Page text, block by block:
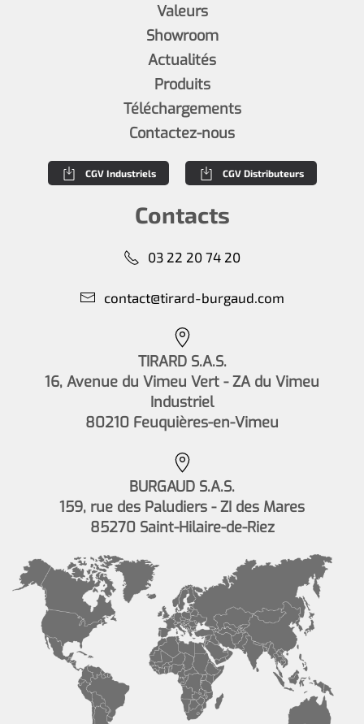
Valeurs
Showroom
Actualités
Produits
Téléchargements
Contactez-nous
CGV Industriels CGV Distributeurs
Contacts
03 22 20 74 20
contact@tirard-burgaud.com
TIRARD S.A.S.
16, Avenue du Vimeu Vert - ZA du Vimeu
Industriel
80210 Feuquières-en-Vimeu
BURGAUD S.A.S.
159, rue des Paludiers - ZI des Mares
85270 Saint-Hilaire-de-Riez